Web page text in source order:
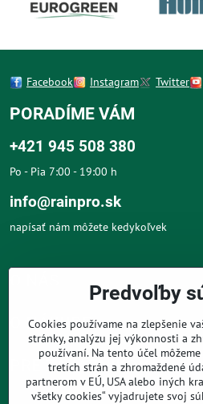
Facebook Instagram Twitter
PORADÍME VÁM
+421 945 508 380
Po - Pia 7:00 - 19:00 h
info@rainpro.sk
napísať nám môžete kedykoľvek
O NÁKUPE
PRE ZÁKAZNÍKOV
Predvoľby
Cookies používame na zlepšenie
stránky, analýzu jej výkonnosti a
používaní. Na tento účel
tretích strán a zhromaždené
partnerom v EÚ, USA alebo iných
všetky cookies“ vyjadrujete svoj